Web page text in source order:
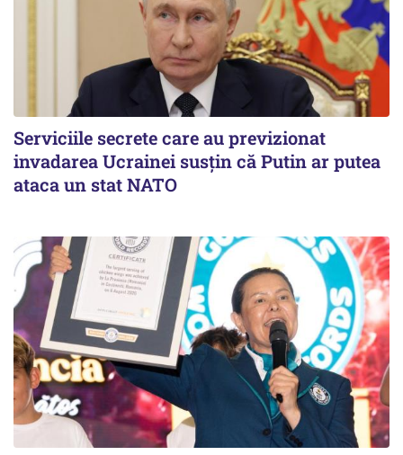
Serviciile secrete care au previzionat
invadarea Ucrainei susțin că Putin ar putea
ataca un stat NATO